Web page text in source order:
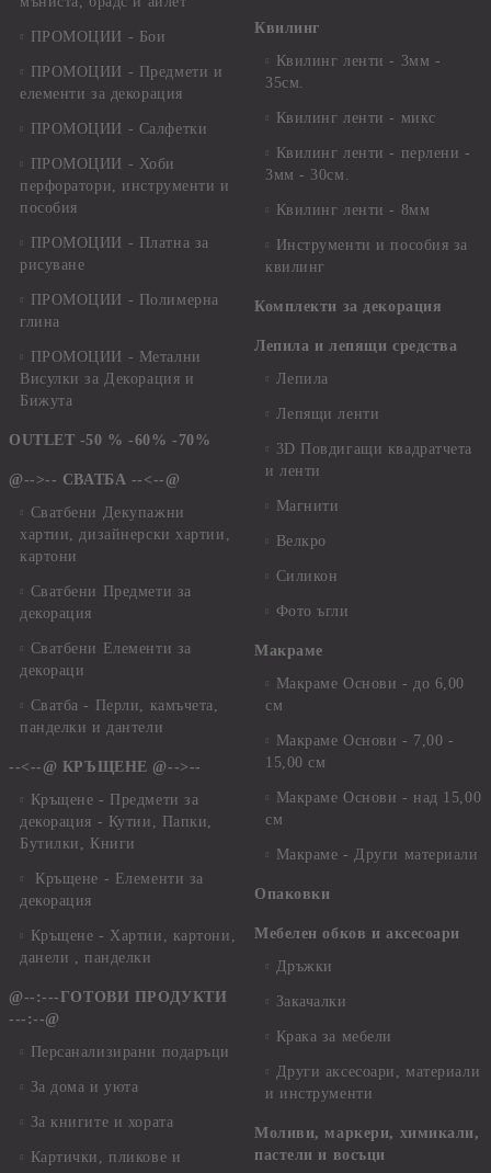
ПРОМОЦИИ - Бои
ПРОМОЦИИ - Предмети и
елементи за декорация
ПРОМОЦИИ - Салфетки
ПРОМОЦИИ - Хоби
перфоратори, инструменти и
пособия
ПРОМОЦИИ - Платна за
рисуване
ПРОМОЦИИ - Полимерна
глина
ПРОМОЦИИ - Метални
Висулки за Декорация и
Бижута
OUTLET -50 % -60% -70%
@-->-- СВАТБА --<--@
Сватбени Декупажни
хартии, дизайнерски хартии,
картони
Сватбени Предмети за
декорация
Сватбени Елементи за
декораци
Сватба - Перли, камъчета,
панделки и дантели
--<--@ КРЪЩЕНЕ @-->--
Кръщене - Предмети за
декорация - Кутии, Папки,
Бутилки, Книги
Кръщене - Елементи за
декорация
Кръщене - Хартии, картони,
данели , панделки
@--:---ГОТОВИ ПРОДУКТИ
---:--@
Персанализирани подаръци
За дома и уюта
За книгите и хората
Картички, пликове и
Квилинг
Квилинг ленти - 3мм -
35см.
Квилинг ленти - микс
Квилинг ленти - перлени -
3мм - 30см.
Квилинг ленти - 8мм
Инструменти и пособия за
квилинг
Комплекти за декорация
Лепила и лепящи средства
Лепила
Лепящи ленти
3D Повдигащи квадратчета
и ленти
Магнити
Велкро
Силикон
Фото ъгли
Макраме
Макраме Основи - до 6,00
см
Макраме Основи - 7,00 -
15,00 см
Макраме Основи - над 15,00
см
Макраме - Други материали
Опаковки
Мебелен обков и аксесоари
Дръжки
Закачалки
Крака за мебели
Други аксесоари, материали
и инструменти
Моливи, маркери, химикали,
пастели и восъци